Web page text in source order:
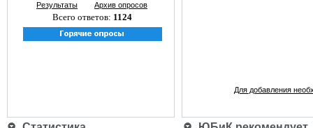
Результаты Архив опросов
Всего ответов: 1124
Для добавления